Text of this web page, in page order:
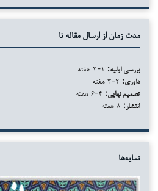
مدت زمان از ارسال مقاله تا
بررسی اولیه:
داوری:
تصمیم نهایی:
انتشار:
نمایه‌ها